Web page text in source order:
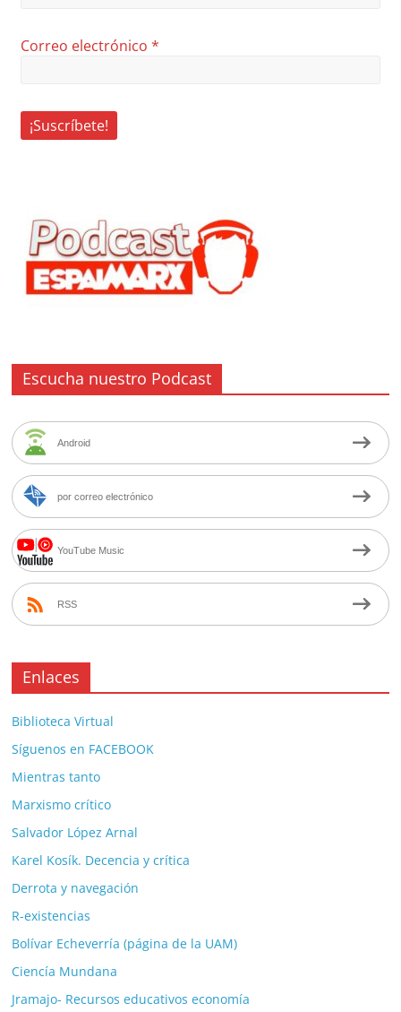
Correo electrónico*
Escucha nuestro Podcast
Android
por correo electrónico
YouTube Music
RSS
Enlaces
Biblioteca Virtual
Síguenos en FACEBOOK
Mientras tanto
Marxismo crítico
Salvador López Arnal
Karel Kosík. Decencia y crítica
Derrota y navegación
R-existencias
Bolívar Echeverría (página de la UAM)
Ciencía Mundana
Jramajo- Recursos educativos economía